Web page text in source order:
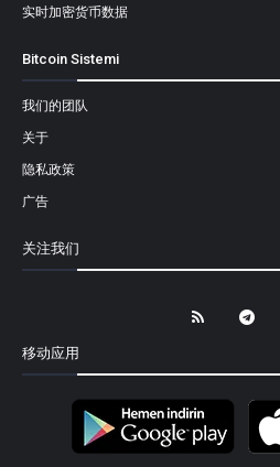
实时加密货币数据
Bitcoin Sistemi
我们的团队
关于
隐私政策
广告
关注我们
移动应用